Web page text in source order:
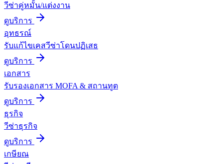
วีซ่าคู่หมั้น/แต่งงาน
ดูบริการ
อุทธรณ์
รับแก้ไขเคสวีซ่าโดนปฏิเสธ
ดูบริการ
เอกสาร
รับรองเอกสาร MOFA & สถานทูต
ดูบริการ
ธุรกิจ
วีซ่าธุรกิจ
ดูบริการ
เกษียณ